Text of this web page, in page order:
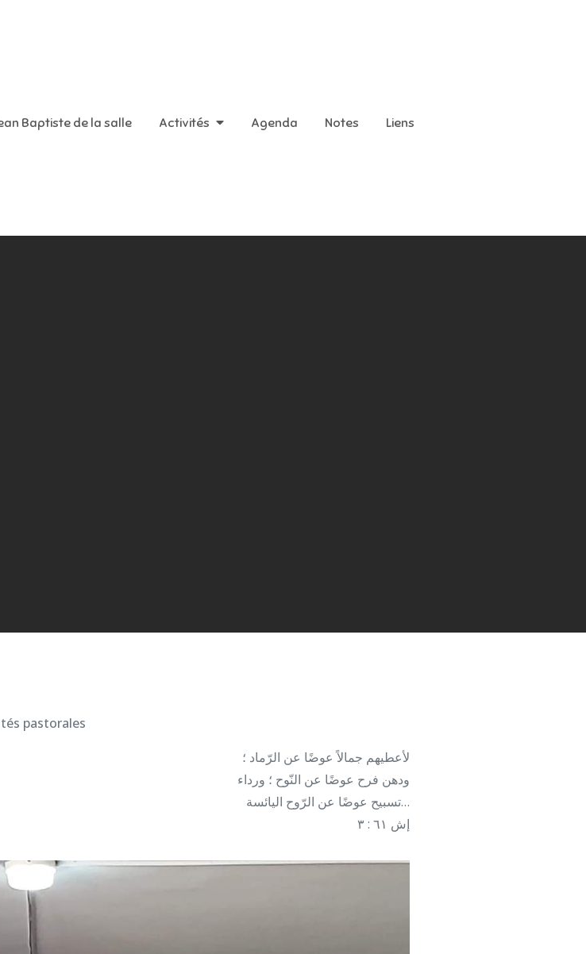
Baptiste de la salle Activités Agenda Notes Liens
pastorales
لأعطيهم جمالاً عوضًا عن الرّماد ؛
ودهن فرح عوضًا عن النّوح ؛ ورداء
تسبيح عوضًا عن الرّوح اليائسة…
إش ٦١ : ٣